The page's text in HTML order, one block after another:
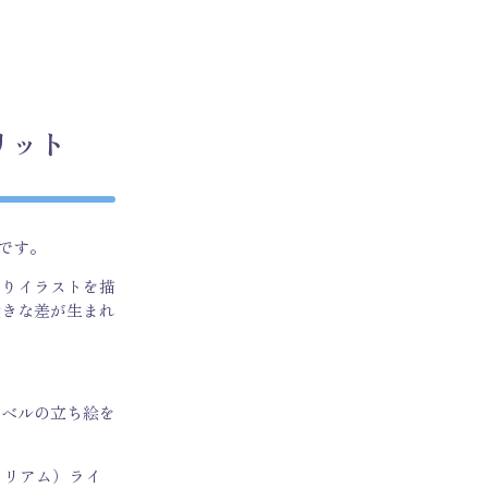
ト
。
イラストを描
な差が生まれ
ルの立ち絵を
アム）ライ